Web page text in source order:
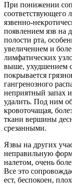
При понижении
соответствующего
язвенно-
появлением язв на
полости рта,
увеличением и
лимфатических
выше, ухудшением
покрывается
гангренозного
неприятный запах
удалить. Под ним
кровоточащая,
ткани вершины
срезанными.
Язвы на других
неправильную
налетом, очень
Все это
ест, беспокоен,